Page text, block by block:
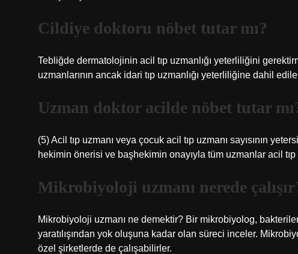
Cildiye doktoru nöbet tutar mı?
Tebliğde dermatolojinin acil tıp uzmanlığı yeterliliğini
uzmanlarının ancak idari tıp uzmanlığı yeterliliğine dahil
Uzman doktor acilde nöbet tutar
(5) Acil tıp uzmanı veya çocuk acil tıp uzmanı sayısının
hekimin önerisi ve başhekimin onayıyla tüm uzmanlar acil
Mikrobiyoloji uzmanı nerede
Mikrobiyoloji uzmanı ne demektir? Bir mikrobiyolog,
yaratılışından yok oluşuna kadar olan süreci inceler.
özel şirketlerde de çalışabilirler.